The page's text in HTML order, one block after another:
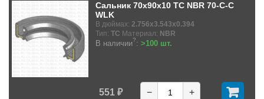
Сальник 70x90x10 TC NBR 70-C-C
WLK
В дюймах: 2.756x3.543x0.394
Тип: TC Материал: NBR
В наличии?: >100 шт.
551 ₽ − +